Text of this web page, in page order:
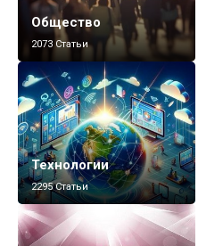
Общество
2073 Статьи
Технологии
2295 Статьи